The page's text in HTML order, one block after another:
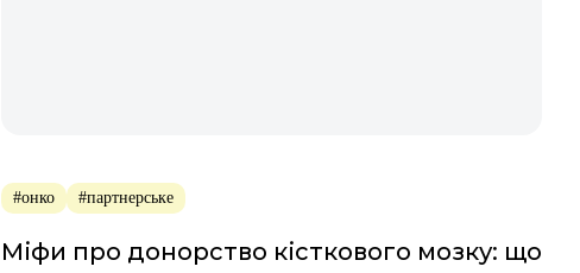
#онко #партнерське
Міфи про донорство кісткового мозку: що